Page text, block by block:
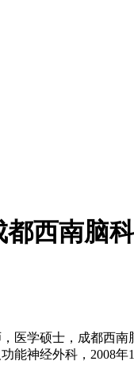
都西南脑
医学硕士，成都西
能神经外科，2008年